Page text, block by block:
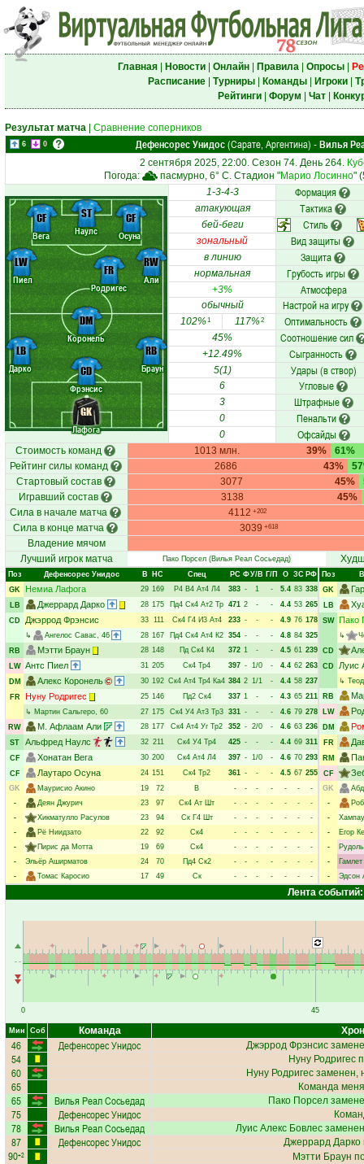
Главная| Новости| Онлайн| Правила| Опросы|
Расписание| Турниры| Команды| Игроки|
Рейтинги| Форум Чат|
Результат матча Сравнение соперников
6 0 Дефенсорес Унидос(Сарате, Аргентина) - Вилья
2 сентября 2025, 22:00. Сезон 74. День 264.
Погода:
пасмурно, 6° C. Стадион "Марио Лосинно"
Лафога
Дарко
Фрэнсис
Браун
Пиел
Коронель
Родригес
Али
Наулс
Вега Осуна
GK
LB
CD
RB
LW
DM
FR
RW
ST
CF CF
1-3-4-3 Формация
атакующая Тактика
бей-беги Стиль
зональный Вид защиты
в линию Защита
нормальная Грубость игры
+3% Атмосфера
обычный Настрой на игру
102%1 117%2 Оптимальность
45% Соотношение сил
+12.49% Сыгранность
5(1) Удары (в створ)
6 Угловые
3 Штрафные
0 Пенальти
0 Офсайды
Стоимость команд 1013 млн. 39%
61%
Рейтинг силы команд
2686 43%
Стартовый состав
3077 45%
Игравший состав
3138
45%
Сила в начале матча
4112 +202
Сила в конце матча 3039 +618
Владение мячом
Лучший игрок матча
Пако Порсел (Вилья Реал Сосьедад)
Поз Дефенсорес Унидос В НC Спец РC ФУ/В Г/П О ЗС РФ
GK
Немиа Лафога 29 169 Р4 В4 Ат4 Л4 383 - 1 - 5.4 83 338
LB
Джеррард Дарко 28 175 Пд4 Ск4 Ат2 Тр 471 2 - - 4.4 53 265
CD
Джэррод Фрэнсис 33 111 Ск4 Г4 И3 Ат4 233 - - - 4.9 76 178
↳
Ангелос Савас, 46 28 167 Пд4 Ск4 Ат4 К2 354 - - - 4.8 84 325
RB
Мэтти Браун 28 148 Пд Ск4 К4 372 1 - - 4.5 61 239
LW Антс Пиел 31 205 Ск4 Тр4 397 - 1/0 - 4.4 62 263
DM
Алекс Коронель 30 192 Ск4 Ат4 Тр4 Ка4 384 2 1/1 - 4.4 58 237
FR
Нуну Родригес 25 146 Пд2 Ск4 337 1 - - 4.3 65 211
↳ Мартин Сальгеро, 60 27 175 Ск4 У4 Ат3 Тр3 331 - - - 4.6 79 278
RW
М. Афлаам Али 28 177 Ск4 Ат4 Уг Тр2 352 - 2/0 - 4.6 63 236
ST
Альфред Наулс 32 211 Ск4 У4 Тр4 425 - - - 4.4 69 311
CF
Хонатан Вега 30 200 Ск4 Ат4 Л4 397 - 1/0 - 4.6 70 293
CF
Лаутаро Осуна 24 151 Ск4 Тр2 361 - - - 4.5 67 255
GK
Маурисио Акино 19 72 В - - - - - -
-
-
Деян Джурич 23 97 Ск4 Ат Шт - - - - - -
-
-
Хикматулло Расулов 23 94 Ск Г4 Шт - - - - - -
-
-
Рё Ниидзато 22 92 Ск4 - - - - - -
-
-
Пирис да Мотта 19 69 Ск4 - - - - - -
-
-
Эльёр Аширматов 24 70 Пд4 Ск2 - - - - - -
-
-
Томас Каросио 17 49 Ск - - - - - - -
Поз
GK
LB
SW Пако
↳
CD
CD Луис
↳
RB
LW
DM
FR
RM
CF
GK
-
-
-
Егор
-
-
-
Эдсон
Лента событий:
0 45
Мин Соб Команда
46 Дефенсорес Унидос Джэррод Фрэнсис
54 Нуну Родригес
60 Нуну Родригес заменен,
65 Команда
65 Вилья Реал Сосьедад Пако Порсел
75 Дефенсорес Унидос
78 Вилья Реал Сосьедад Луис Алекс Бовлес
87 Дефенсорес Унидос Джеррард Дарко
90+2 Мэтти Браун